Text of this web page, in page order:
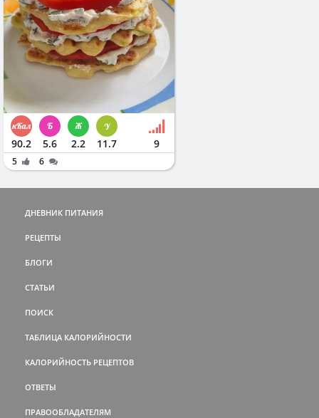
90.2 5.6 2.2 11.7 9
5 6
ДНЕВНИК ПИТАНИЯ
РЕЦЕПТЫ
БЛОГИ
СТАТЬИ
ПОИСК
ТАБЛИЦА КАЛОРИЙНОСТИ
КАЛОРИЙНОСТЬ РЕЦЕПТОВ
ОТВЕТЫ
ПРАВООБЛАДАТЕЛЯМ